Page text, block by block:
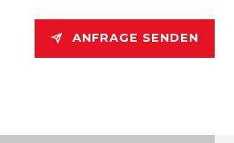
ANFRAGE SENDEN